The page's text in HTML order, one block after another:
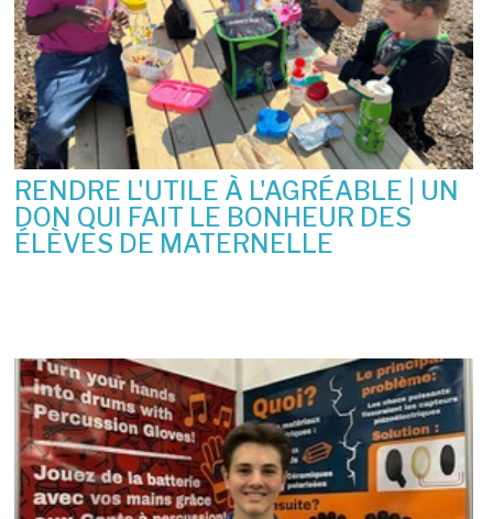
RENDRE L'UTILE À L'AGRÉABLE | UN
DON QUI FAIT LE BONHEUR DES
ÉLÈVES DE MATERNELLE